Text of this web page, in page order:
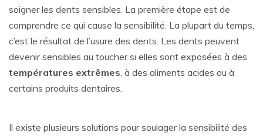
soigner les dents sensibles. La première étape est de
comprendre ce qui cause la sensibilité. La plupart du temps,
c’est le résultat de l’usure des dents. Les dents peuvent
devenir sensibles au toucher si elles sont exposées à des
températures extrêmes , à des aliments acides ou à
certains produits dentaires.
Il existe plusieurs solutions pour soulager la sensibilité des